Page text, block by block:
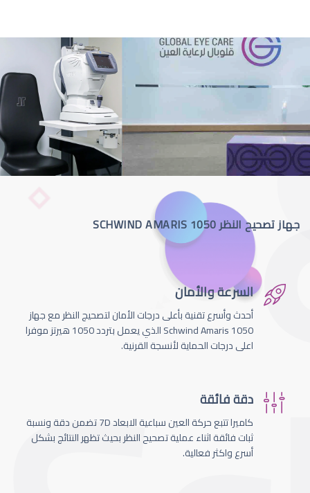
جهاز تصحيح النظر SCHWIND AMARIS 1050
السرعة والأمان
أحدث وأسرع تقنية بأعلى درجات الأمان لتصحيج النظر مع جهاز
Schwind Amaris 1050 الذي يعمل بتردد 1050 هيرتز موفرا
اعلى درجات الحماية لأنسجة القرنية.
دقة فائقة
كاميرا تتبع حركة العين سباعية الابعاد 7D تضمن دقة ونسبة
ثبات فائقة اثناء عملية تصحيح النظر بحيث تظهر النتائج بشكل
أسرع واكثر فعالية.